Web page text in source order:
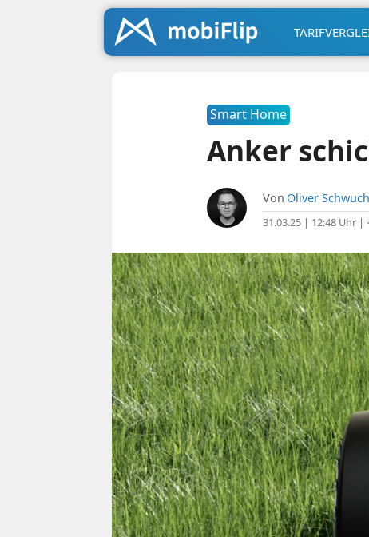
Smart Home
Anker
Von Oliver
31.03.25 | 12:48 Uhr|